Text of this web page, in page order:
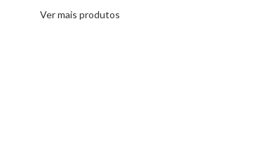
Ver mais produtos